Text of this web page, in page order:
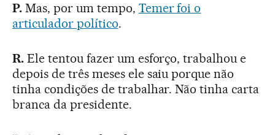
P. Mas, por um tempo, Temer foi o
articulador político.
R. Ele tentou fazer um esforço, trabalhou e
depois de três meses ele saiu porque não
tinha condições de trabalhar. Não tinha carta
branca da presidente.